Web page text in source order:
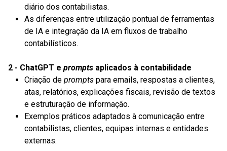
diário dos contabilistas.
As diferenças entre utilização pontual de ferramentas
de IA e integração da IA em fluxos de trabalho
contabilísticos.
2 - ChatGPT e prompts aplicados à contabilidade
Criação de prompts para emails, respostas a clientes,
atas, relatórios, explicações fiscais, revisão de textos
e estruturação de informação.
Exemplos práticos adaptados à comunicação entre
contabilistas, clientes, equipas internas e entidades
externas.